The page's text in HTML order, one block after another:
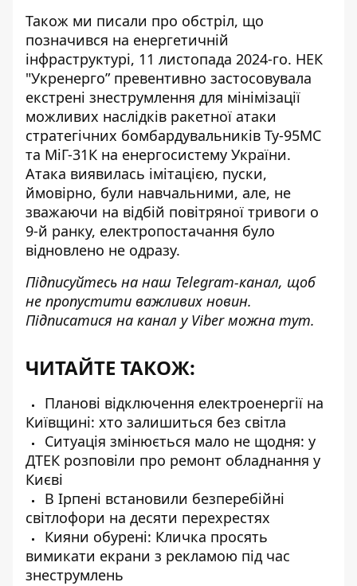
Також ми писали про обстріл, що
позначився на енергетичній
інфраструктурі, 11 листопада 2024-го. НЕК
"Укренерго” превентивно застосовувала
екстрені знеструмлення для мінімізації
можливих наслідків ракетної атаки
стратегічних бомбардувальників Ту-95МС
та МіГ-31К на енергосистему України.
Атака виявилась імітацією, пуски,
ймовірно, були навчальними, але, не
зважаючи на відбій повітряної тривоги о
9-й ранку, електропостачання було
відновлено не одразу.
Підписуйтесь на наш Telegram-канал, щоб
не пропустити важливих новин.
Підписатися на канал у Viber можна тут.
ЧИТАЙТЕ ТАКОЖ:
Планові відключення електроенергії на
Київщині: хто залишиться без світла
Ситуація змінюється мало не щодня: у
ДТЕК розповіли про ремонт обладнання у
Києві
В Ірпені встановили безперебійні
світлофори на десяти перехрестях
Кияни обурені: Кличка просять
вимикати екрани з рекламою під час
знеструмлень